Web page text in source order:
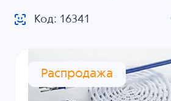
Код: 16341
Распродажа